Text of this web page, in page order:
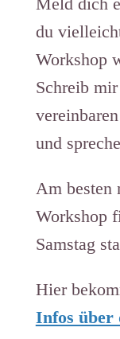
du
Workshop
Schreib
und
Am besten
Workshop
Samstag
Hier
Infos über